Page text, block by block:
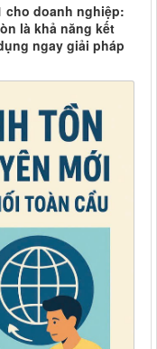
cho doanh nghiệp:
là khả năng kết
ngay giải pháp